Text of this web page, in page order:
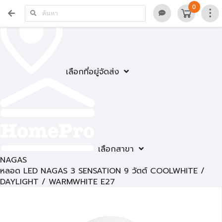
เลือกที่อยู่จัดส่ง
เลือกสาขา
0
NAGAS
หลอด LED NAGAS 3 SENSATION 9 วัตต์ COOLWHITE /
DAYLIGHT / WARMWHITE E27